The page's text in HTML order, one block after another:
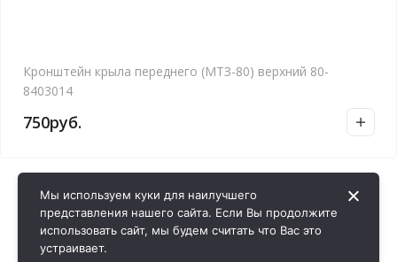
Кронштейн крыла переднего (МТЗ-80) верхний 80-
8403014
750руб.
Мы используем куки для наилучшего
представления нашего сайта. Если Вы продолжите
использовать сайт, мы будем считать что Вас это
устраивает.